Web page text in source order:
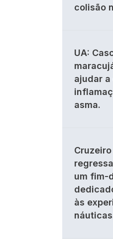
colisão
UA:
ajudar a
asma.
um fim-
às